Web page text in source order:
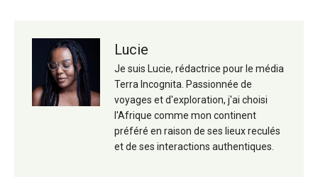
Lucie
Je suis Lucie, rédactrice pour le média
Terra Incognita. Passionnée de
voyages et d'exploration, j'ai choisi
l'Afrique comme mon continent
préféré en raison de ses lieux reculés
et de ses interactions authentiques.